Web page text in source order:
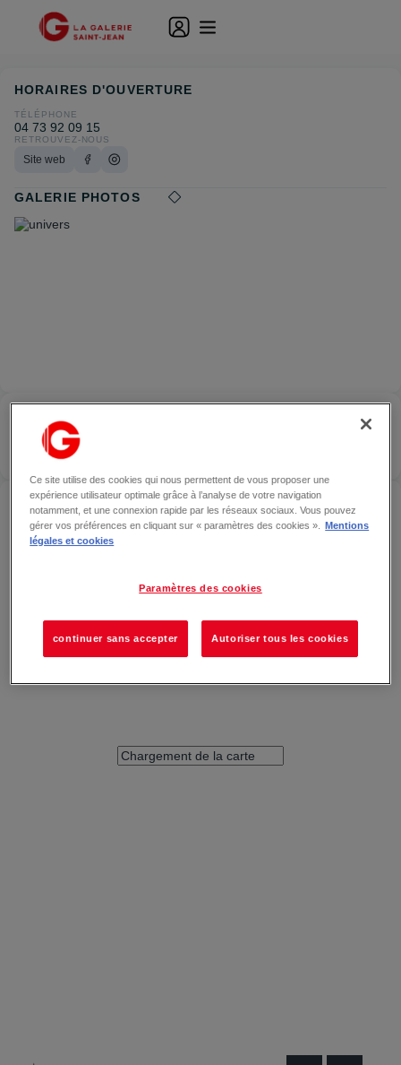
FERRAND
ACCÉDER À BURGER KING — CLERMONT-FERRAND
HORAIRES D'OUVERTURE
TÉLÉPHONE
04 73 92 09 15
RETROUVEZ-NOUS
Site web
GALERIE PHOTOS
Ce site utilise des cookies qui nous permettent de vous proposer une
expérience utilisateur optimale grâce à l’analyse de votre navigation
notamment, et une connexion rapide par les réseaux sociaux. Vous pouvez
gérer vos préférences en cliquant sur « paramètres des cookies ».
Mentions
légales et cookies
Paramètres des cookies
continuer sans accepter Autoriser tous les cookies